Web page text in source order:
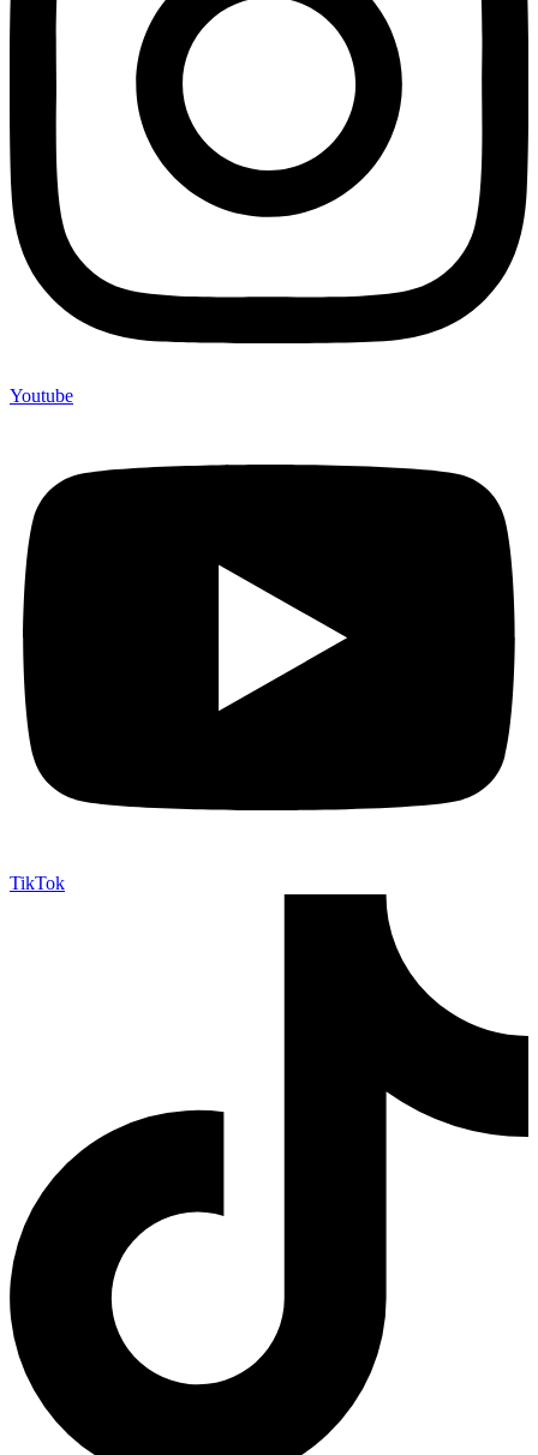
Youtube
TikTok